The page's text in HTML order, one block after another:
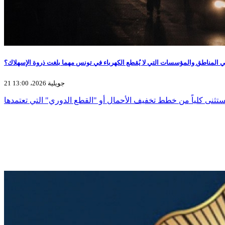
المناطق والمؤسسات التي لا يُقطع الكهرباء في تونس مهما بلغت ذروة الإسهلاك؟
21 جويلية 2026، 13:00